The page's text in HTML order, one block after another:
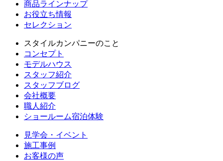
商品ラインナップ
お役立ち情報
セレクション
スタイルカンパニーのこと
コンセプト
モデルハウス
スタッフ紹介
スタッフブログ
会社概要
職人紹介
ショールーム宿泊体験
見学会・イベント
施工事例
お客様の声